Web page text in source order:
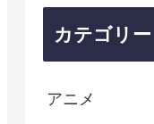
カテゴリー
アニメ